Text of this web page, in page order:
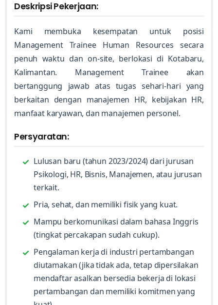
Deskripsi Pekerjaan:
Kami membuka kesempatan untuk posisi
Management Trainee Human Resources secara
penuh waktu dan on-site, berlokasi di Kotabaru,
Kalimantan. Management Trainee akan
bertanggung jawab atas tugas sehari-hari yang
berkaitan dengan manajemen HR, kebijakan HR,
manfaat karyawan, dan manajemen personel.
Persyaratan:
Lulusan baru (tahun 2023/2024) dari jurusan
Psikologi, HR, Bisnis, Manajemen, atau jurusan
terkait.
Pria, sehat, dan memiliki fisik yang kuat.
Mampu berkomunikasi dalam bahasa Inggris
(tingkat percakapan sudah cukup).
Pengalaman kerja di industri pertambangan
diutamakan (jika tidak ada, tetap dipersilakan
mendaftar asalkan bersedia bekerja di lokasi
pertambangan dan memiliki komitmen yang